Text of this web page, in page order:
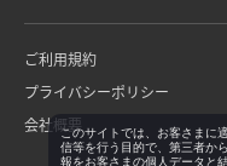
ご利用規約
プライバシーポリシー
会社概要このサイトでは、お客さまに
信等を行う目的で、第三者か
報をお客さまの個人データと